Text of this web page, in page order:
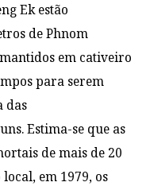
Ek estão
de Phnom
em cativeiro
para serem
das
Estima-se que as
de mais de 20
em 1979, os